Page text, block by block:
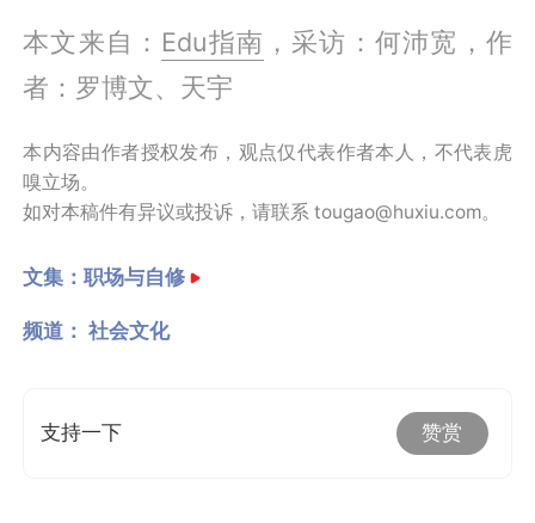
本文来自： Edu指南 ，采访：何沛宽，作
者：罗博文、天宇
本内容由作者授权发布，观点仅代表作者本人，不代表虎
嗅立场。
如对本稿件有异议或投诉，请联系 tougao@huxiu.com。
文集：职场与自修
频道： 社会文化
支持一下 赞赏